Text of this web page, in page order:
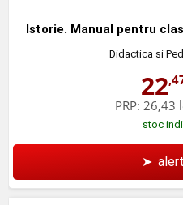
Istorie. Manual pentru
Didactica si
22
PRP: 26,43
stoc
➤